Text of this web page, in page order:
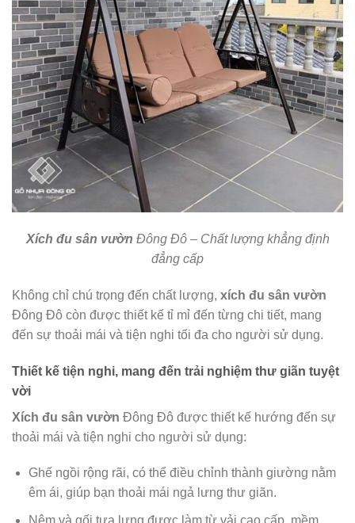
Xích đu sân vườn Đông Đô – Chất lượng khẳng định
đẳng cấp
Không chỉ chú trọng đến chất lượng, xích đu sân vườn
Đông Đô còn được thiết kế tỉ mỉ đến từng chi tiết, mang
đến sự thoải mái và tiện nghi tối đa cho người sử dụng.
Thiết kế tiện nghi, mang đến trải nghiệm thư giãn tuyệt
vời
Xích đu sân vườn Đông Đô được thiết kế hướng đến sự
thoải mái và tiện nghi cho người sử dụng:
Ghế ngồi rộng rãi, có thể điều chỉnh thành giường nằm
êm ái, giúp bạn thoải mái ngả lưng thư giãn.
Nệm và gối tựa lưng được làm từ vải cao cấp, mềm